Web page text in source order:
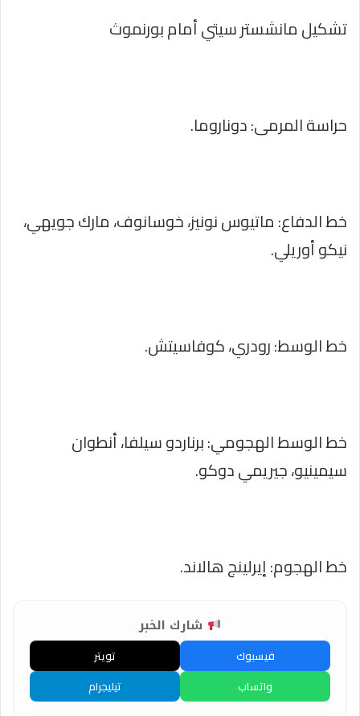
تشكيل مانشستر سيتي أمام بورنموث
حراسة المرمى: دوناروما.
خط الدفاع: ماتيوس نونيز، خوسانوف، مارك جويهي،
نيكو أوريلي.
خط الوسط: رودري، كوفاسيتش.
خط الوسط الهجومي: برناردو سيلفا، أنطوان
سيمينيو، جيريمي دوكو.
خط الهجوم: إيرلينج هالاند.
شارك الخبر
فيسبوك
تويتر
واتساب
تيليجرام